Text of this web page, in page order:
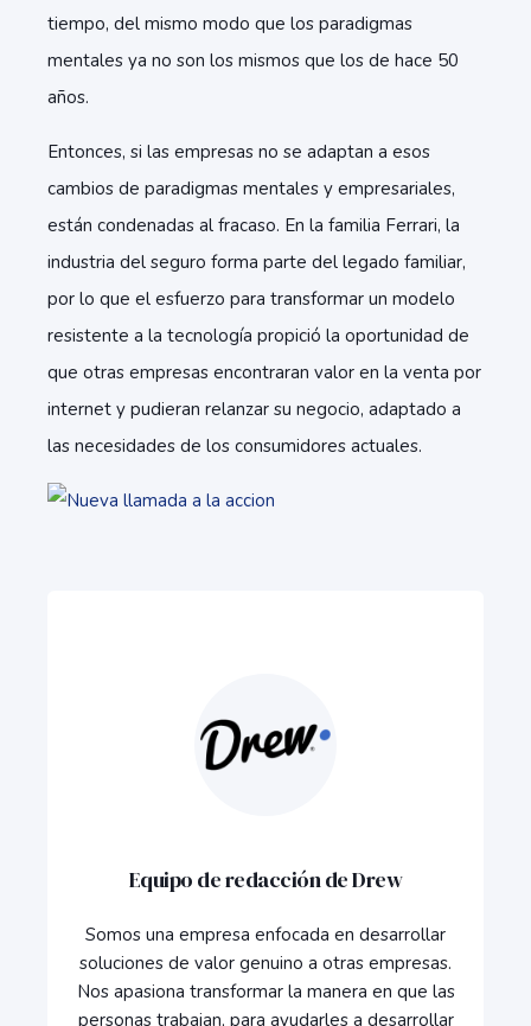
tiempo, del mismo modo que los paradigmas
mentales ya no son los mismos que los de hace 50
años.
Entonces, si las empresas no se adaptan a esos
cambios de paradigmas mentales y empresariales,
están condenadas al fracaso. En la familia Ferrari, la
industria del seguro forma parte del legado familiar,
por lo que el esfuerzo para transformar un modelo
resistente a la tecnología propició la oportunidad de
que otras empresas encontraran valor en la venta por
internet y pudieran relanzar su negocio, adaptado a
las necesidades de los consumidores actuales.
Equipo de redacción de Drew
Somos una empresa enfocada en desarrollar
soluciones de valor genuino a otras empresas.
Nos apasiona transformar la manera en que las
personas trabajan, para ayudarles a desarrollar